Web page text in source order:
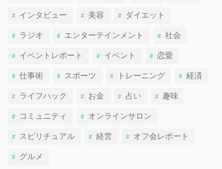
インタビュー 美容 ダイエット
ラジオ エンターテインメント 社会
イベントレポート イベント 恋愛
仕事術 スポーツ トレーニング 経済
ライフハック お金 占い 趣味
コミュニティ オンラインサロン
スピリチュアル 経営 オフ会レポート
グルメ